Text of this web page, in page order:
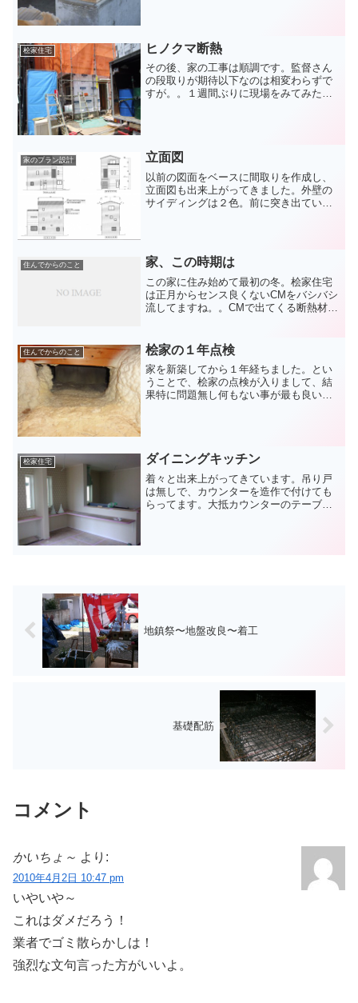
桧家住宅 ヒノクマ断熱
その後、家の工事は順調です。監督さん
の段取りが期待以下なのは相変わらずで
すが。。１週間ぶりに現場をみてみたら
家のプラン設計 立面図
以前の図面をベースに間取りを作成し、
立面図も出来上がってきました。外壁の
サイディングは２色。前に突き出ている
議」な組み合わせになりま...
住んでからのこと 家、この時期は
この家に住み始めて最初の冬。桧家住宅
は正月からセンス良くないCMをバシバシ
流してますね。。CMで出てくる断熱材
です！経年劣化が気になりますが、それ
は年数が経たないと分か...
住んでからのこと 桧家の１年点検
家を新築してから１年経ちました。とい
うことで、桧家の点検が入りまして、結
果特に問題無し何もない事が最も良い事
桧家住宅 ダイニングキッチン
着々と出来上がってきています。吊り戸
は無しで、カウンターを造作で付けても
らってます。大抵カウンターのテーブル
地鎮祭〜地盤改良〜着工
基礎配筋
コメント
かいちょ～ より:
2010年4月2日 10:47 pm
いやいや～
これはダメだろう！
業者でゴミ散らかしは！
強烈な文句言った方がいいよ。